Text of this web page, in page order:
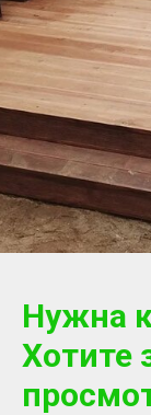
Нужна
Хотите